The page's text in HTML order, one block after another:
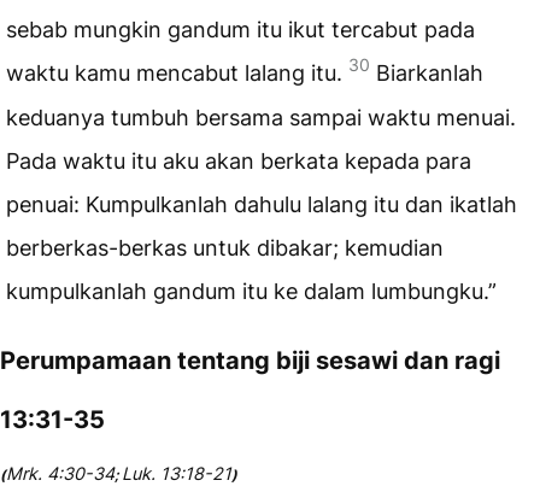
sebab mungkin gandum itu ikut tercabut pada
waktu kamu mencabut lalang itu. 30 Biarkanlah
keduanya tumbuh bersama sampai waktu menuai.
Pada waktu itu aku akan berkata kepada para
penuai: Kumpulkanlah dahulu lalang itu dan ikatlah
berberkas-berkas untuk dibakar; kemudian
kumpulkanlah gandum itu ke dalam lumbungku.”
Perumpamaan tentang biji sesawi dan ragi
13:31-35
(Mrk. 4:30-34;Luk. 13:18-21)